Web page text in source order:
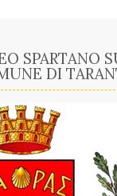
SPARTANO
DI